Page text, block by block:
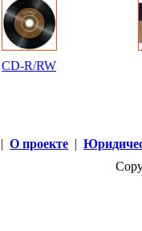
CD-R/RW
| О проекте |